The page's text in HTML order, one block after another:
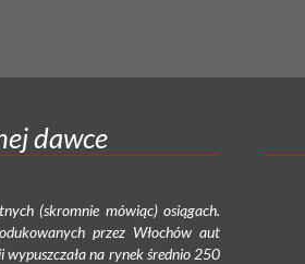
dawce
(skromnie mówiąc) osiągach.
przez Włochów aut
na rynek średnio 250